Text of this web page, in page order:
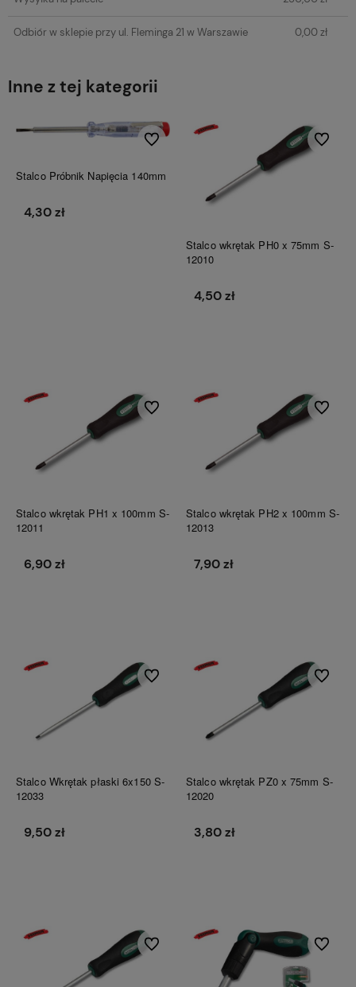
Odbiór w sklepie przy ul. Fleminga 21 w Warszawie 0,00 zł
Inne z tej kategorii
Stalco Próbnik Napięcia 140mm
4,30 zł
Do ulubionych
Stalco wkrętak PH0 x 75mm S-
12010
4,50 zł
Do
Stalco wkrętak PH1 x 100mm S-
12011
6,90 zł
Do ulubionych
Stalco wkrętak PH2 x 100mm S-
12013
7,90 zł
Do
Stalco Wkrętak płaski 6x150 S-
12033
9,50 zł
Do ulubionych
Stalco wkrętak PZ0 x 75mm S-
12020
3,80 zł
Do
Do ulubionych Do